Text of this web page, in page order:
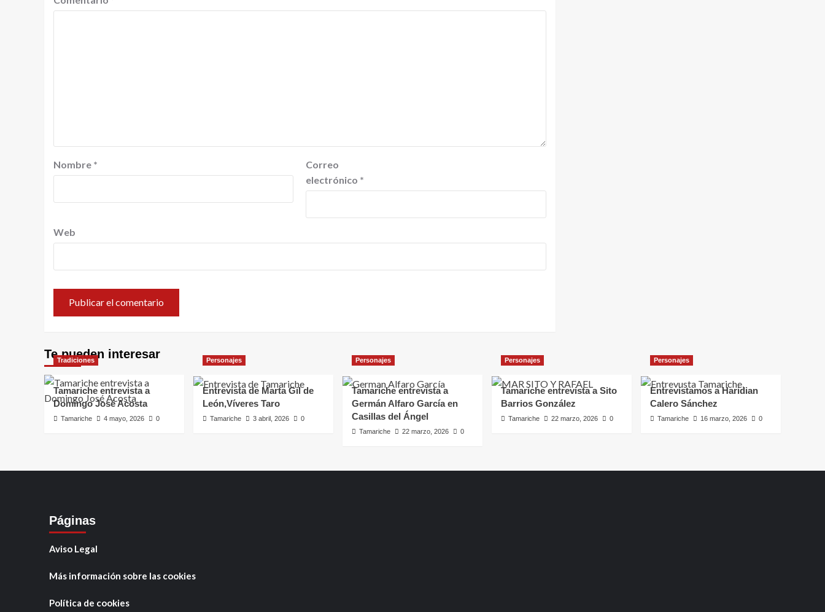
Nombre *
Correo
electrónico *
Web
Te pueden interesar
Tradiciones
Tamariche entrevista a
Domingo José Acosta
Tamariche 4 mayo, 2026 0
Personajes
Entrevista de Marta Gil de
León,Víveres Taro
Tamariche 3 abril, 2026 0
Personajes
Tamariche entrevista a
Germán Alfaro García en
Casillas del Ángel
Tamariche 22 marzo, 2026 0
Personajes
Tamariche entrevista a Sito
Barrios González
Tamariche 22 marzo, 2026 0
Personajes
Entrevistamos a Haridian
Calero Sánchez
Tamariche 16 marzo, 2026 0
Páginas
Aviso Legal
Más información sobre las cookies
Política de cookies